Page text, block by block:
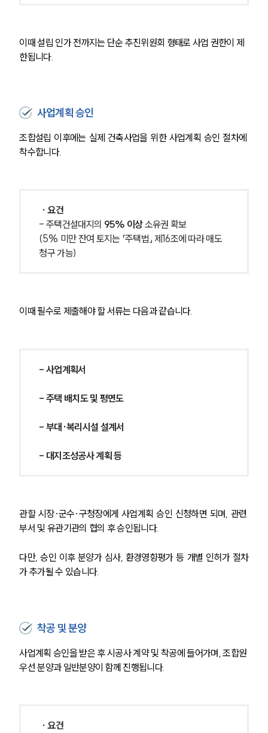
뉴스레터/브로슈어
이때 설립 인가 전까지는 단순 추진위원회 형태로 사업 권한이 제
한됩니다.
사업계획 승인
조합설립 이후에는 실제 건축사업을 위한 사업계획 승인 절차에
착수합니다.
∙ 요건
- 주택건설대지의 95% 이상 소유권 확보
(5% 미만 잔여 토지는 「주택법」 제16조에 따라 매도
청구 가능)
이때 필수로 제출해야 할 서류는 다음과 같습니다.
- 사업계획서
- 주택 배치도 및 평면도
- 부대·복리시설 설계서
- 대지조성공사 계획 등
관할 시장·군수·구청장에게 사업계획 승인 신청하면 되며, 관련
부서 및 유관기관의 협의 후 승인됩니다.
다만, 승인 이후 분양가 심사, 환경영향평가 등 개별 인허가 절차
가 추가될 수 있습니다.
착공 및 분양
사업계획 승인을 받은 후 시공사 계약 및 착공에 들어가며, 조합원
우선 분양과 일반분양이 함께 진행됩니다.
∙ 요건